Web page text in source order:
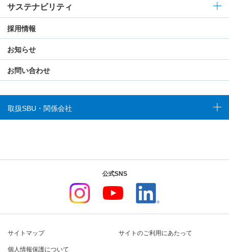
サステナビリティ
採用情報
お知らせ
お問い合わせ
取扱SBU・関係会社
公式SNS
サイトマップ サイトのご利用にあたって
個人情報保護について